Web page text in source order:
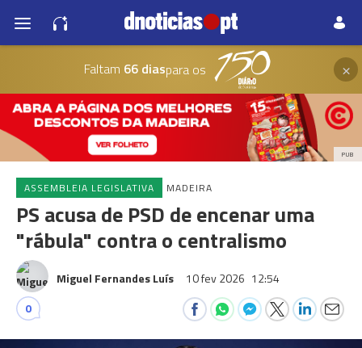
Faltam 66 diaspara os ×
PUB
ASSEMBLEIA LEGISLATIVA MADEIRA
PS acusa de PSD de encenar uma
"rábula" contra o centralismo
Miguel Fernandes Luís 10 fev 2026 12:54
0